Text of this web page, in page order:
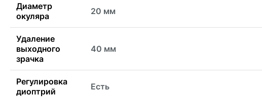
Диаметр
окуляра
20 мм
Удаление
выходного
зрачка
40 мм
Регулировка
диоптрий
Есть